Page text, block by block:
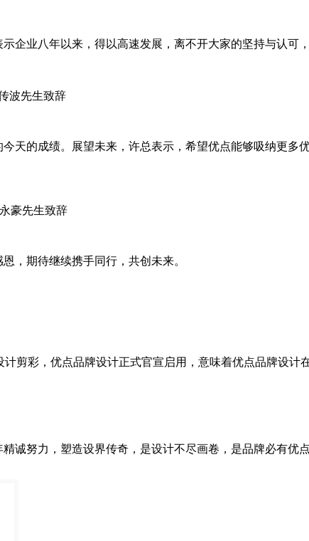
企业八年以来，得以高速发展，离不开大家的坚持与认可，
波先生致辞
天的成绩。展望未来，许总表示，希望优点能够吸纳更多
豪先生致辞
，期待继续携手同行，共创未来。
剪彩，优点品牌设计正式官宣启用，意味着优点品牌设计
诚努力，塑造设界传奇，是设计不尽画卷，是品牌必有优点